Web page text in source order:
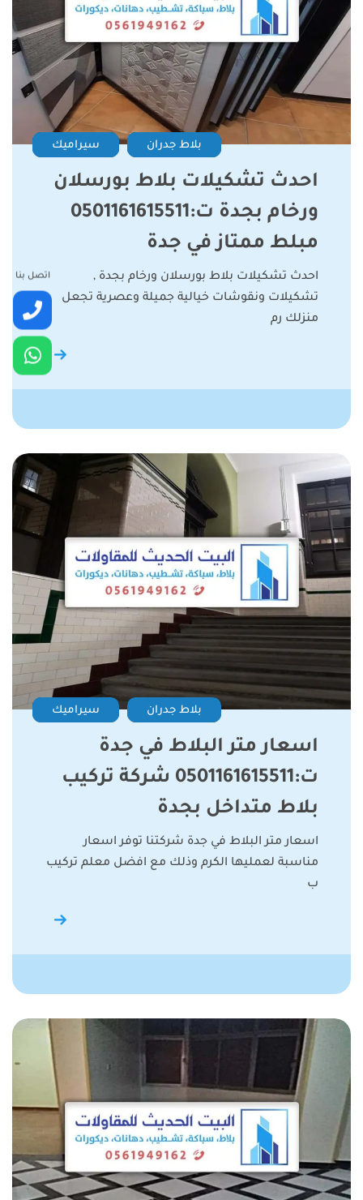
بلاط جدران سيراميك
احدث تشكيلات بلاط بورسلان
ورخام بجدة ت:0501161615511
مبلط ممتاز في جدة
احدث تشكيلات بلاط بورسلان ورخام بجدة ,
تشكيلات ونقوشات خيالية جميلة وعصرية تجعل
منزلك رم
بلاط جدران سيراميك
اسعار متر البلاط في جدة
ت:0501161615511 شركة تركيب
بلاط متداخل بجدة
اسعار متر البلاط في جدة شركتنا توفر اسعار
مناسبة لعمليها الكرم وذلك مع افضل معلم تركيب
ب
اتصل بنا